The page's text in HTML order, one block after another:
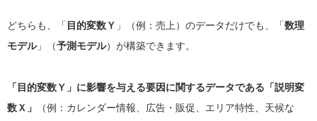
どちらも、「 目的変数Ｙ 」（例：売上）のデータだけでも、「数理
モデル」（予測モデル）が構築できます。
「目的変数Ｙ」に影響を与える要因に関するデータである「説明変
数Ｘ」
（例：カレンダー情報、広告・販促、エリア特性、天候な